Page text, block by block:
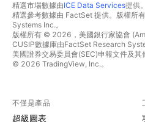
精選市場數據由ICE Data Services提供。
精選參考數據由 FactSet 提供。版權
Systems Inc.。
版權所有 © 2026，美國銀行家協會
CUSIP數據庫由FactSet Research
美國證券交易委員會(SEC)申報文件及其
© 2026 TradingView, Inc.。
不僅是產品
超級圖表